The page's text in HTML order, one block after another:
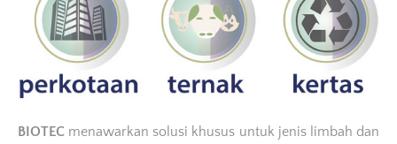
BIOTEC menawarkan solusi khusus untuk jenis limbah dan